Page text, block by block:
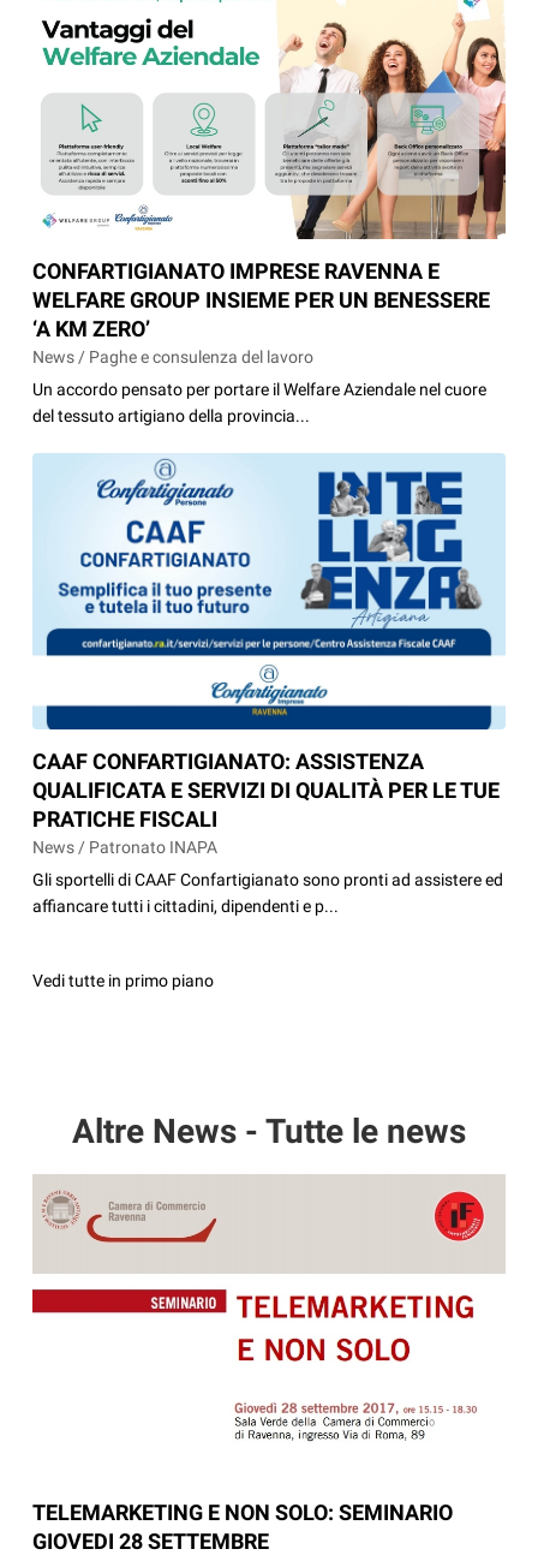
CONFARTIGIANATO IMPRESE RAVENNA E
WELFARE GROUP INSIEME PER UN BENESSERE
‘A KM ZERO’
News / Paghe e consulenza del lavoro
Un accordo pensato per portare il Welfare Aziendale nel cuore
del tessuto artigiano della provincia...
CAAF CONFARTIGIANATO: ASSISTENZA
QUALIFICATA E SERVIZI DI QUALITÀ PER LE TUE
PRATICHE FISCALI
News / Patronato INAPA
Gli sportelli di CAAF Confartigianato sono pronti ad assistere ed
affiancare tutti i cittadini, dipendenti e p...
Vedi tutte in primo piano
Altre News - Tutte le news
TELEMARKETING E NON SOLO: SEMINARIO
GIOVEDI 28 SETTEMBRE